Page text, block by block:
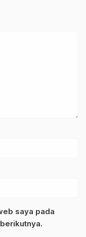
saya pada